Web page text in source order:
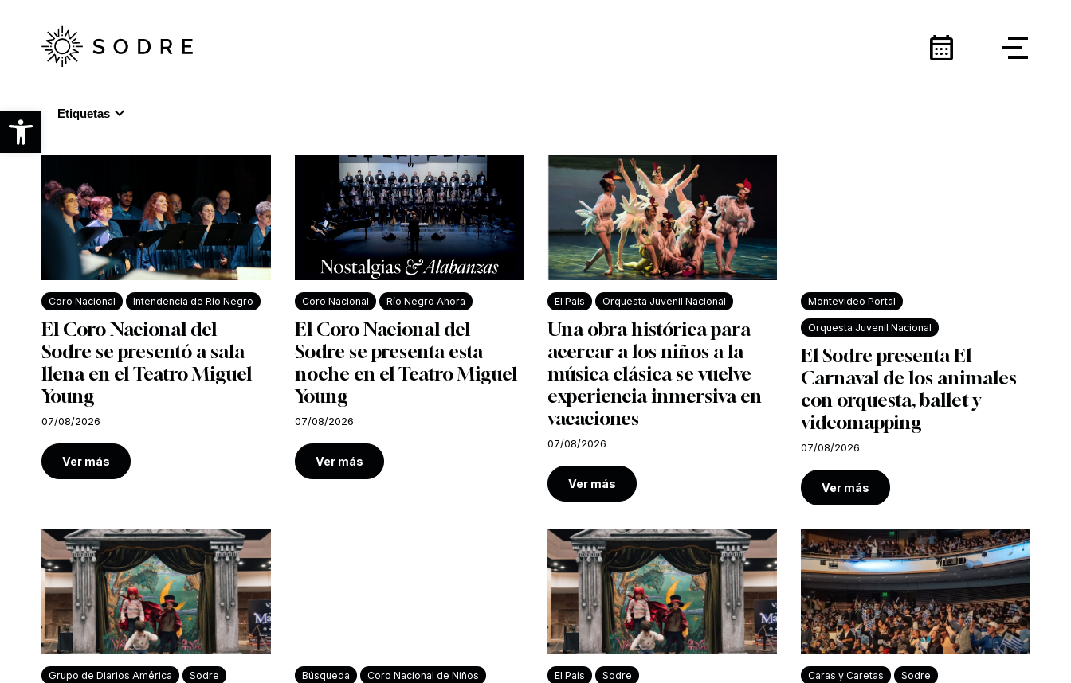
Abrir barra de herramientas
contenido
principal
calendar_month
Etiquetas expand_more
Coro Nacional Intendencia de Río Negro
El Coro Nacional del
Sodre se presentó a sala
llena en el Teatro Miguel
Young
07/08/2026
Ver más
Coro Nacional Río Negro Ahora
El Coro Nacional del
Sodre se presenta esta
noche en el Teatro Miguel
Young
07/08/2026
Ver más
El País Orquesta Juvenil Nacional
Una obra histórica para
acercar a los niños a la
música clásica se vuelve
experiencia inmersiva en
vacaciones
07/08/2026
Ver más
Montevideo Portal
Orquesta Juvenil Nacional
El Sodre presenta El
Carnaval de los animales
con orquesta, ballet y
videomapping
07/08/2026
Ver más
Grupo de Diarios América Sodre Búsqueda Coro Nacional de Niños El País Sodre Caras y Caretas Sodre